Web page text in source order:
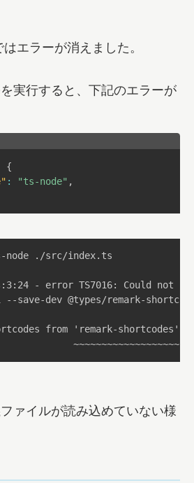
エラーが消えました。
実行すると、下記のエラーが
{
: "ts-node" ,
node ./src/index.ts
- error TS7016: Could not
--save-dev @types/remark-
from 'remark-shortcodes';
~~~~~~~~~~~~~~~~~~~
ァイルが読み込めていない様